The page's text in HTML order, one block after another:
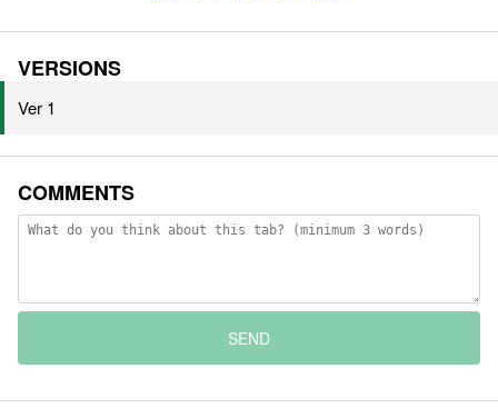
VERSIONS
Ver 1
COMMENTS
SEND